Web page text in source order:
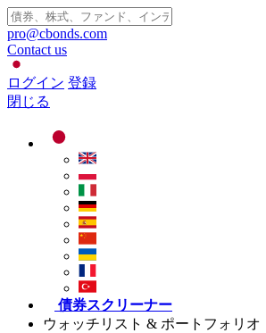
pro@cbonds.com
Contact us
ログイン 登録
閉じる
債券スクリーナー
ウォッチリスト & ポートフォリオ